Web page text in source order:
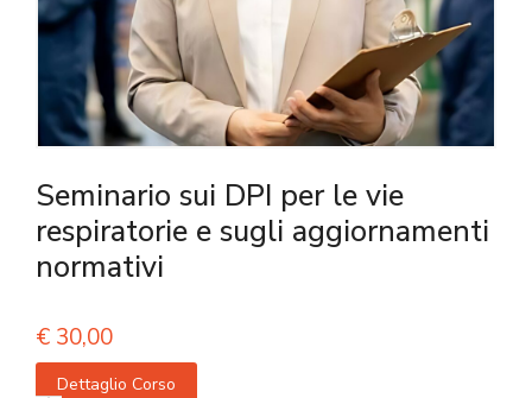
Seminario sui DPI per le vie
respiratorie e sugli aggiornamenti
normativi
€ 30,00
Dettaglio Corso